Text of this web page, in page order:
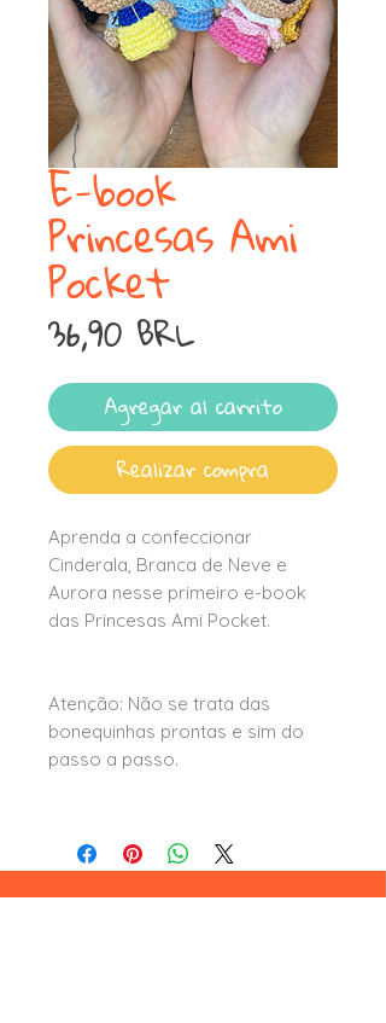
E-book
Princesas Ami
Pocket
36,90 BRL
Agregar al carrito
Realizar compra
Aprenda a confeccionar
Cinderala, Branca de Neve e
Aurora nesse primeiro e-book
das Princesas Ami Pocket.
Atenção: Não se trata das
bonequinhas prontas e sim do
passo a passo.